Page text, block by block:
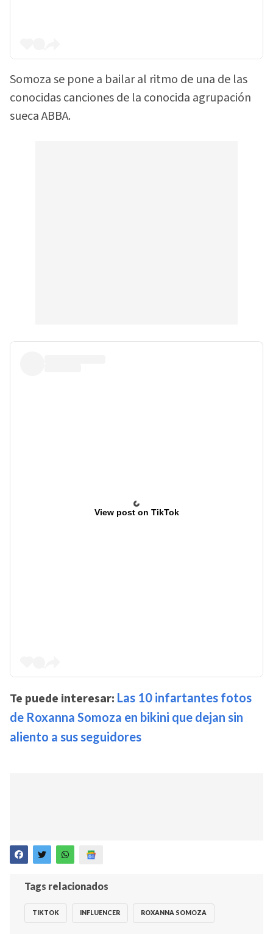
Somoza se pone a bailar al ritmo de una de las
conocidas canciones de la conocida agrupación
sueca ABBA.
View post on TikTok
Te puede interesar: Las 10 infartantes fotos
de Roxanna Somoza en bikini que dejan sin
aliento a sus seguidores
Tags relacionados
TIKTOK INFLUENCER ROXANNA SOMOZA